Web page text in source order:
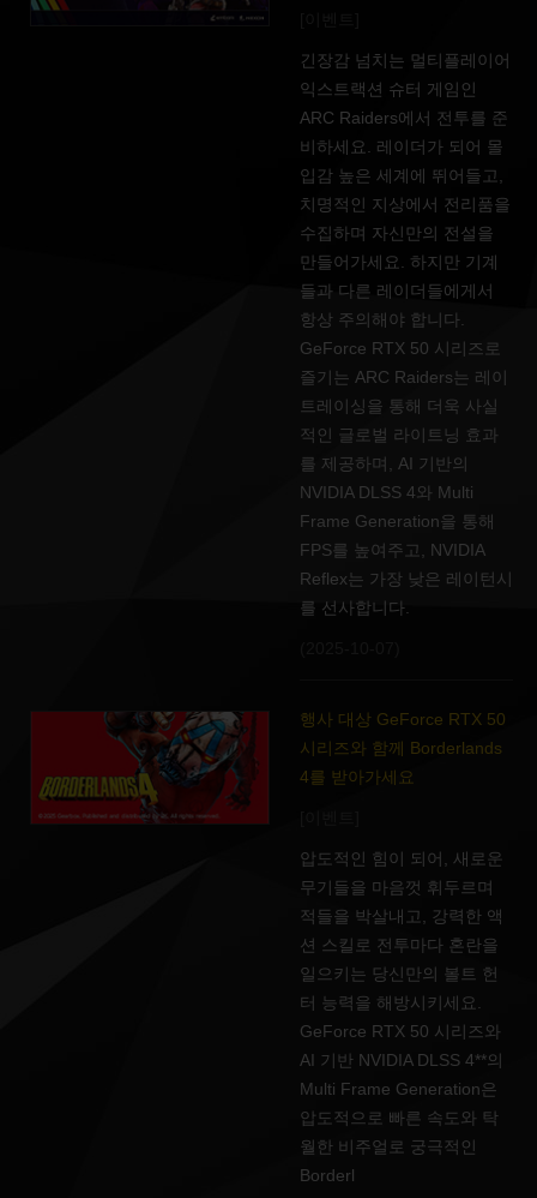
긴장감 넘치는 멀티플레이어
익스트랙션 슈터 게임인
ARC Raiders에서 전투를 준
비하세요. 레이더가 되어 몰
입감 높은 세계에 뛰어들고,
치명적인 지상에서 전리품을
수집하며 자신만의 전설을
만들어가세요. 하지만 기계
들과 다른 레이더들에게서
항상 주의해야 합니다.
GeForce RTX 50 시리즈로
즐기는 ARC Raiders는 레이
트레이싱을 통해 더욱 사실
적인 글로벌 라이트닝 효과
를 제공하며, AI 기반의
NVIDIA DLSS 4와 Multi
Frame Generation을 통해
FPS를 높여주고, NVIDIA
Reflex는 가장 낮은 레이턴시
를 선사합니다.
행사 대상 GeForce RTX 50
시리즈와 함께 Borderlands
4를 받아가세요
압도적인 힘이 되어, 새로운
무기들을 마음껏 휘두르며
적들을 박살내고, 강력한 액
션 스킬로 전투마다 혼란을
일으키는 당신만의 볼트 헌
터 능력을 해방시키세요.
GeForce RTX 50 시리즈와
AI 기반 NVIDIA DLSS 4**의
Multi Frame Generation은
압도적으로 빠른 속도와 탁
월한 비주얼로 궁극적인
Borderl